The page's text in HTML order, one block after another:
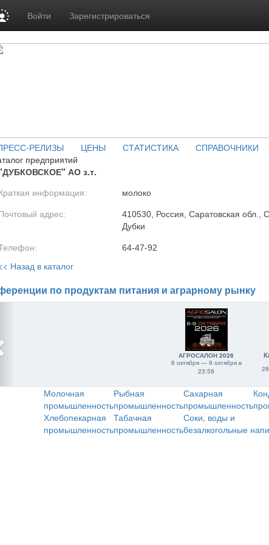
Войти Зарегистрироваться
РЕЛИЗЫ ЦЕНЫ СТАТИСТИКА СПРАВОЧНИКИ
предприятий
АО з.т.
информация: молоко
адрес:
410530, Россия, Саратовская обл.,
Дубки
64-47-92
Назад в каталог
по продуктам питания и аграрному рынку
АГРОСАЛОН 2026
6 октября — 9 октября в
23:59
Молочная
промышленность
Рыбная
промышленность
Сахарная
промышленность
Хлебопекарная
промышленность
Табачная
промышленность
Соки, воды и
безалкогольные